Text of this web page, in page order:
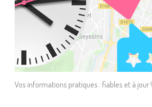
Vos informations pratiques : fiables et à jour !